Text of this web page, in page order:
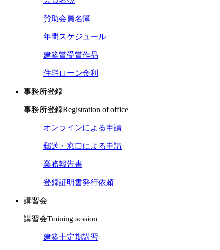
賛助会員名簿
年間スケジュール
建築賞受賞作品
住宅ローン金利
事務所登録
事務所登録Registration of office
オンラインによる申請
郵送・窓口による申請
業務報告書
登録証明書発行依頼
講習会
講習会Training session
建築士定期講習